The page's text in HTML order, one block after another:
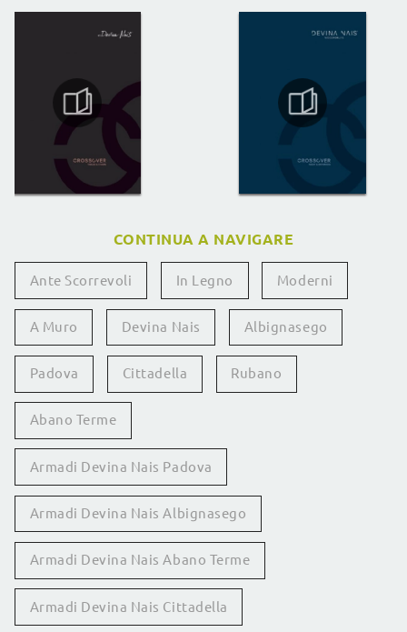
CONTINUA A NAVIGARE
Ante Scorrevoli In Legno Moderni
A Muro Devina Nais Albignasego
Padova Cittadella Rubano
Abano Terme
Armadi Devina Nais Padova
Armadi Devina Nais Albignasego
Armadi Devina Nais Abano Terme
Armadi Devina Nais Cittadella